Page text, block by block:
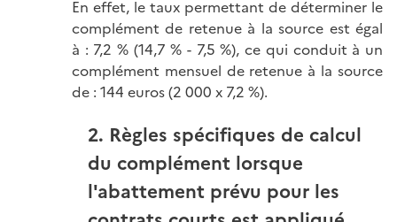
En effet, le taux permettant de déterminer le
complément de retenue à la source est égal
à : 7,2 % (14,7 % - 7,5 %), ce qui conduit à un
complément mensuel de retenue à la source
de : 144 euros (2 000 x 7,2 %).
2. Règles spécifiques de calcul
du complément lorsque
l'abattement prévu pour les